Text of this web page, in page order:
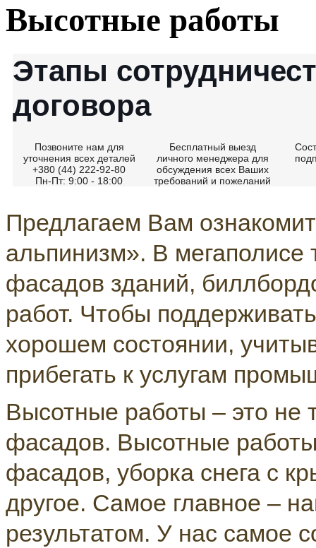
Высотные работы
Этапы
договора
Позвоните нам для
уточнения всех деталей
+380 (44) 222-92-80
Пн-Пт: 9:00 - 18:00
Бесплатный выезд
личного менеджера для
обсуждения всех Ваших
требований и пожеланий
Предлагаем Вам
альпинизм». В мегаполисе
фасадов зданий,
работ. Чтобы
хорошем состоянии,
прибегать к услугам
Высотные работы – это не
фасадов. Высотные
фасадов, уборка снега с
другое. Самое главное –
результатом. У нас самое